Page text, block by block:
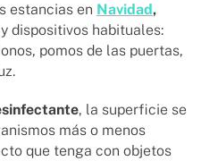
estancias en Navidad,
dispositivos habituales:
pomos de las puertas,
, la superficie se
más o menos
que tenga con objetos